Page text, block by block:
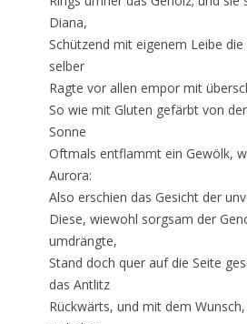
Diana,
Schützend mit eigenem Leibe die
selber
Ragte vor allen empor mit
So wie mit Gluten gefärbt von
Sonne
Oftmals entflammt ein Gewölk,
Aurora:
Also erschien das Gesicht der
Diese, wiewohl sorgsam der
umdrängte,
Stand doch quer auf die Seite
das Antlitz
Rückwärts, und mit dem